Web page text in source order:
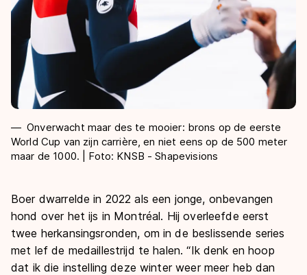
Onverwacht maar des te mooier: brons op de eerste
World Cup van zijn carrière, en niet eens op de 500 meter
maar de 1000. | Foto: KNSB - Shapevisions
Boer dwarrelde in 2022 als een jonge, onbevangen
hond over het ijs in Montréal. Hij overleefde eerst
twee herkansingsronden, om in de beslissende series
met lef de medaillestrijd te halen. “Ik denk en hoop
dat ik die instelling deze winter weer meer heb dan